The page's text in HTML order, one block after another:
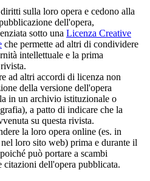
sulla loro opera e cedono alla
dell'opera,
sotto una Licenza Creative
che permette ad altri di condividere
intellettuale e la prima
ad altri accordi di licenza non
della versione dell'opera
in un archivio istituzionale o
a patto di indicare che la
su questa rivista.
la loro opera online (es. in
loro sito web) prima e durante il
può portare a scambi
citazioni dell'opera pubblicata.